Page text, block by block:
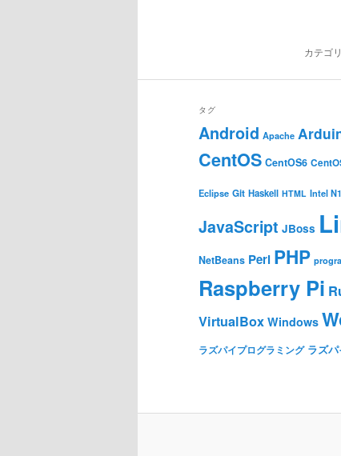
カテゴ
タグ
Android Apache
CentOS CentOS6
Eclipse Git Haskell HTML Intel
JavaScript JBoss
NetBeans Perl PHP
Raspberry Pi
VirtualBox Windows
ラズパイプログラミング ラズ